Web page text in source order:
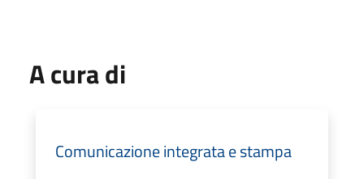
A cura di
Comunicazione integrata e stampa